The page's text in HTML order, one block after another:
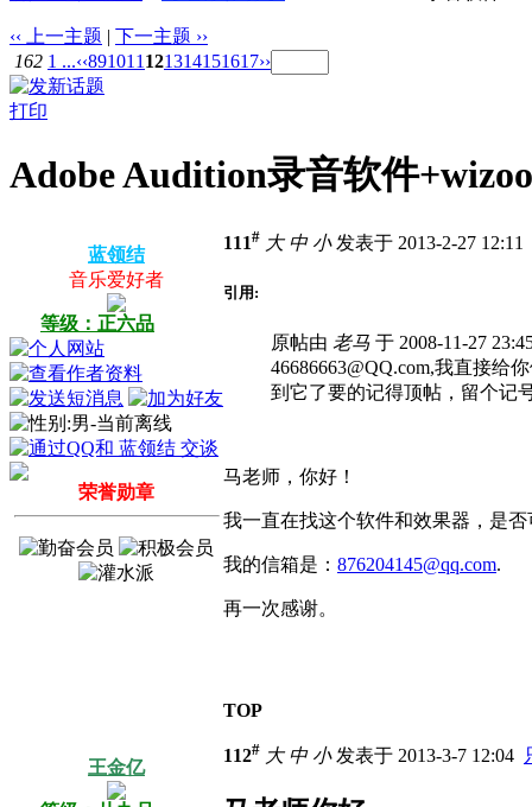
‹‹ 上一主题 | 下一主题 ››
162 1 ...‹‹891011 121314151617››
打印
Adobe Audition录音软件
蓝领结
音乐爱好者
等级：正六品
荣誉勋章
111# 大 中 小发表于 2013-2-27 12:11
引用:
原帖由 老马 于 2008-11-27
46686663@QQ.com,我直接给
到它了要的记得顶帖，留个记
马老师，你好！
我一直在找这个软件和效果器，是
我的信箱是： 876204145@qq.com.
再一次感谢。
TOP
王金亿
112# 大 中 小发表于 2013-3-7 12:04